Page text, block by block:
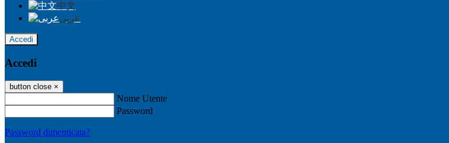
中文
عربى
Accedi
Accedi
button close ×
Nome Utente
Password
Password dimenticata?